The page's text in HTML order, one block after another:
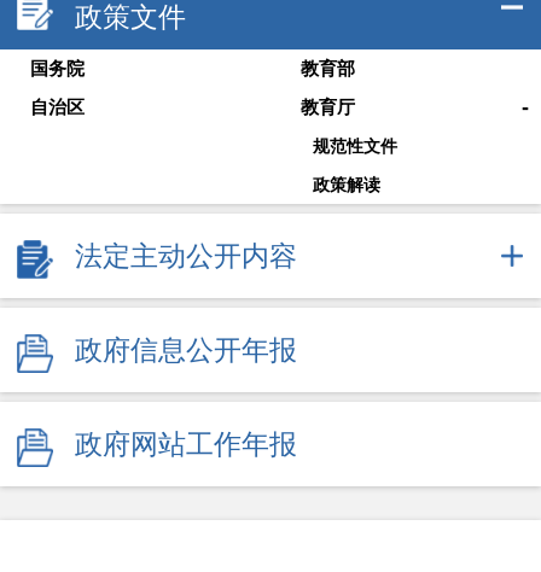
政策文件
国务院
教育部
自治区
教育厅 -
规范性文件
政策解读
法定主动公开内容
政府信息公开年报
政府网站工作年报